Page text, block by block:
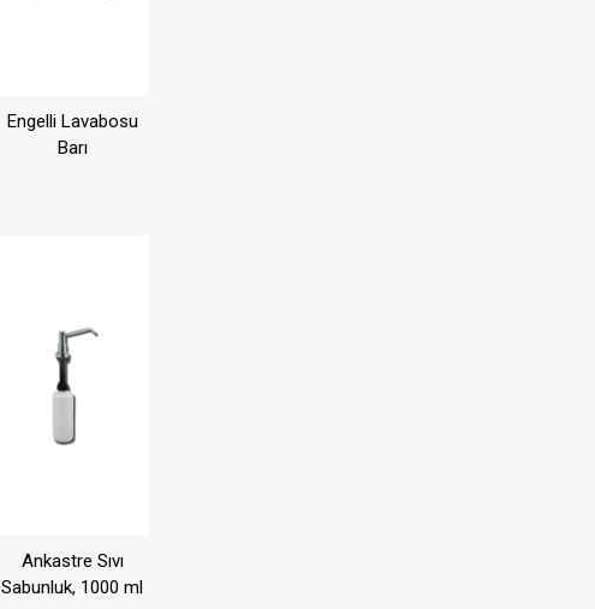
Engelli Lavabosu
Barı
Ankastre Sıvı
Sabunluk, 1000 ml